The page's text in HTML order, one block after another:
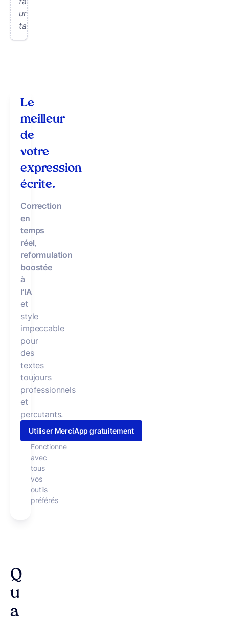
une
tache.
Le
meilleur
de
votre
expression
écrite.
Correction
en
temps
réel,
reformulation
boostée
à
l’IA
et
style
impeccable
pour
des
textes
toujours
professionnels
et
percutants.
Utiliser MerciApp gratuitement
Fonctionne
avec
tous
vos
outils
préférés
Q
u
a